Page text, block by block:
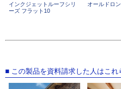
インクジェットルーフシリ
ーズ フラット10
オールドロ
■ この製品を資料請求した人はこ